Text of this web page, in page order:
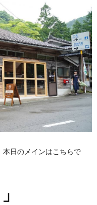
日のメインはこちらで